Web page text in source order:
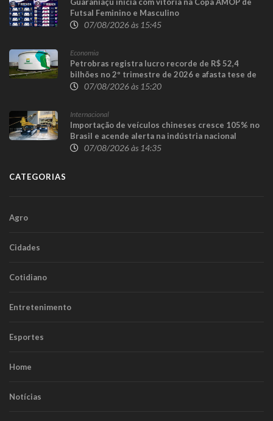
Guaraniaçu inicia com vitória na Copa AMOP de
Futsal Feminino e Masculino
07/08/2026 às 15:45
Economia
Petrobras registra lucro recorde de R$ 52,4
bilhões no 2º trimestre de 2026 e afasta tese de
defasagem nos combustíveis
07/08/2026 às 15:20
Internacional
Importação de veículos chineses cresce 105% no
Brasil e acende alerta na indústria nacional
07/08/2026 às 14:35
CATEGORIAS
Agro
Cidades
Cotidiano
Entretenimento
Esportes
Home
Notícias